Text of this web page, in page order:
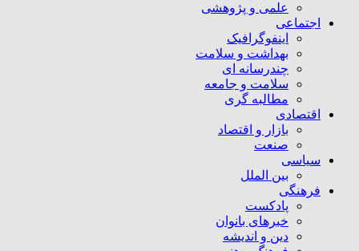
علمی و پژوهشی
اجتماعی
اینفوگرافیک
بهداشت و سلامت
چندرسانه ای
سلامت و جامعه
مطالبه گری
اقتصادی
بازار و اقتصاد
صنعت
سیاسی
بین الملل
فرهنگی
پادکست
خبرهای بانوان
دین و اندیشه